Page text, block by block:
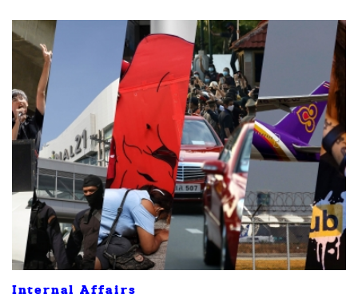
Internal Affairs
TWEET LINE EMAIL